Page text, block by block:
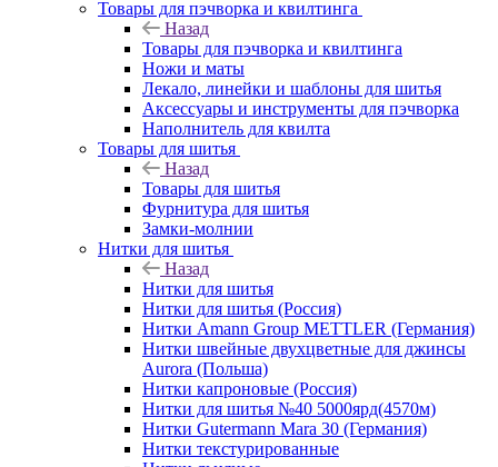
Товары для пэчворка и квилтинга
Назад
Товары для пэчворка и квилтинга
Ножи и маты
Лекало, линейки и шаблоны для шитья
Аксессуары и инструменты для пэчворка
Наполнитель для квилта
Товары для шитья
Назад
Товары для шитья
Фурнитура для шитья
Замки-молнии
Нитки для шитья
Назад
Нитки для шитья
Нитки для шитья (Россия)
Нитки Amann Group METTLER (Германия)
Нитки швейные двухцветные для джинсы
Aurora (Польша)
Нитки капроновые (Россия)
Нитки для шитья №40 5000ярд(4570м)
Нитки Gutermann Mara 30 (Германия)
Нитки текстурированные